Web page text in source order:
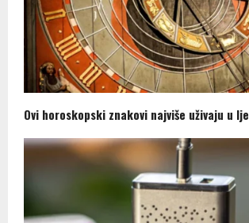
Ovi horoskopski znakovi najviše uživaju u